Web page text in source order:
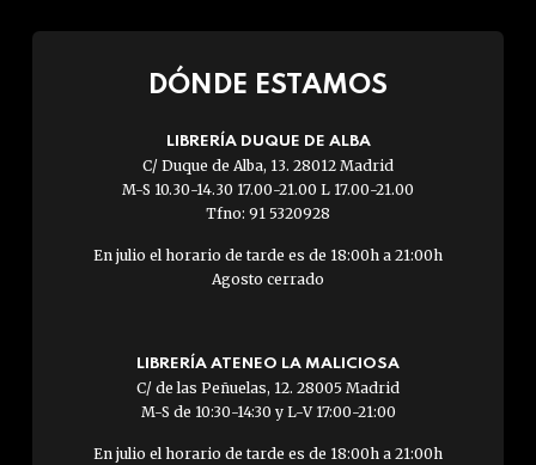
DÓNDE ESTAMOS
LIBRERÍA DUQUE DE ALBA
C/ Duque de Alba, 13. 28012 Madrid
M-S 10.30-14.30 17.00-21.00 L 17.00-21.00
Tfno: 91 5320928
En julio el horario de tarde es de 18:00h a 21:00h
Agosto cerrado
LIBRERÍA ATENEO LA MALICIOSA
C/ de las Peñuelas, 12. 28005 Madrid
M-S de 10:30-14:30 y L-V 17:00-21:00
En julio el horario de tarde es de 18:00h a 21:00h